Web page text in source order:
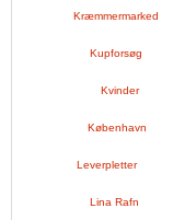
Kræmmermarked
Kupforsøg
Kvinder
København
Leverpletter
Lina Rafn